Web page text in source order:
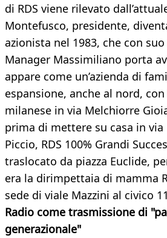
di RDS viene rilevato
Montefusco, presidente,
azionista nel 1983, che con
Manager Massimiliano porta
appare come un’azienda di
espansione, anche al nord,
milanese in via Melchiorre
prima di mettere su casa in via
Piccio, RDS 100% Grandi
traslocato da piazza Euclide,
era la dirimpettaia di mamma
sede di viale Mazzini al civico
Radio come trasmissione di
generazionale"